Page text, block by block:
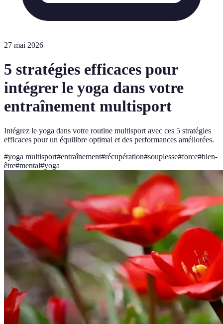
27 mai 2026
5 stratégies efficaces pour
intégrer le yoga dans votre
entraînement multisport
Intégrez le yoga dans votre routine multisport avec ces 5 stratégies
efficaces pour un équilibre optimal et des performances améliorées.
#yoga multisport#entraînement#récupération#souplesse#force#bien-
être#mental#yoga